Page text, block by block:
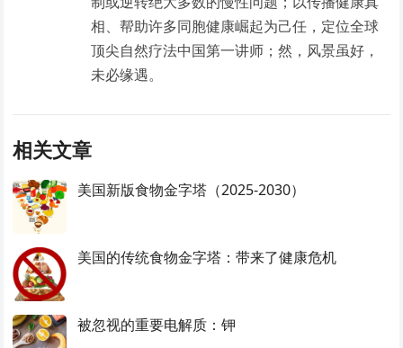
相、帮助许多同胞健康崛起为己任，定位全球
顶尖自然疗法中国第一讲师；然，风景虽好，
未必缘遇。
相关文章
美国新版食物金字塔（2025-2030）
美国的传统食物金字塔：带来了健康危机
被忽视的重要电解质：钾